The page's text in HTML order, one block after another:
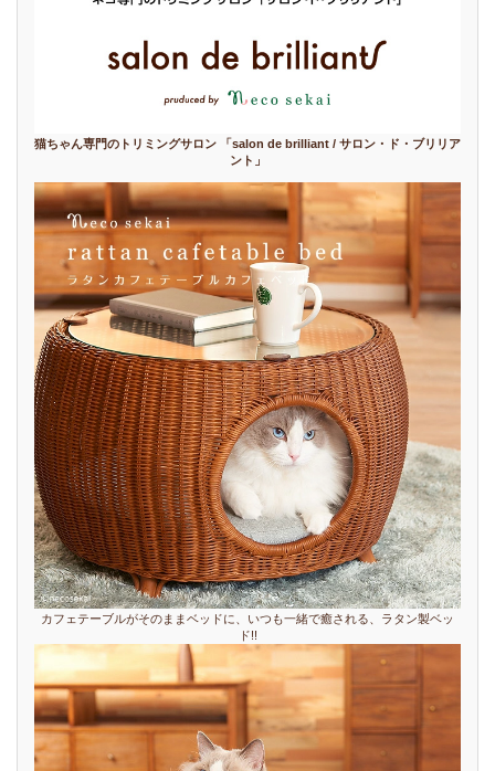
猫ちゃん専門のトリミングサロン 「salon de brilliant / サロン・ド・ブリリア
ント」
カフェテーブルがそのままベッドに、いつも一緒で癒される、ラタン製ベッ
ド!!